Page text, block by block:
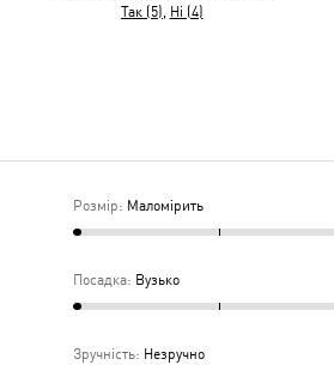
Так (5) Ні (4)
Розмір: Маломірить
Посадка: Вузько
Зручність: Незручно